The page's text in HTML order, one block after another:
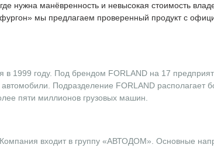
нужна манёвренность и невысокая стоимость
мы предлагаем проверенный продукт с
в 1999 году. Под брендом FORLAND на 17
Подразделение FORLAND располагает
пяти миллионов грузовых машин.
входит в группу «АВТОДОМ». Основные